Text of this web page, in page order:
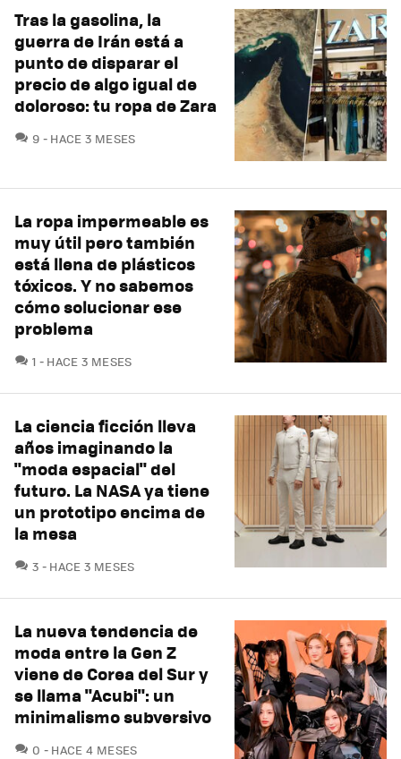
Tras la gasolina, la
guerra de Irán está a
punto de disparar el
precio de algo igual de
doloroso: tu ropa de Zara
9 COMENTARIOS
HACE 3 MESES
La ropa impermeable es
muy útil pero también
está llena de plásticos
tóxicos. Y no sabemos
cómo solucionar ese
problema
1 COMENTARIOS
HACE 3 MESES
La ciencia ficción lleva
años imaginando la
"moda espacial" del
futuro. La NASA ya tiene
un prototipo encima de
la mesa
3 COMENTARIOS
HACE 3 MESES
La nueva tendencia de
moda entre la Gen Z
viene de Corea del Sur y
se llama "Acubi": un
minimalismo subversivo
0 COMENTARIOS
HACE 4 MESES